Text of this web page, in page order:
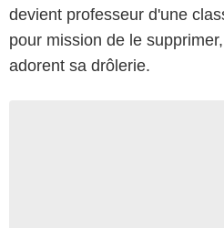
devient professeur d'une
pour mission de le
adorent sa drôlerie.